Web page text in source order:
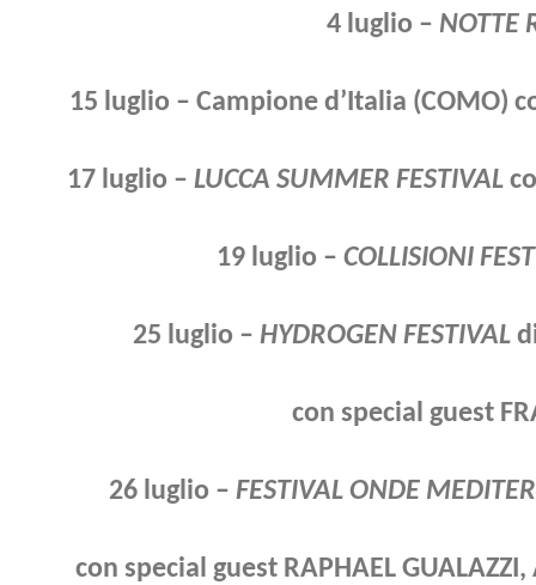
4 luglio – NOTTE
15 luglio – Campione d’Italia (COMO)
17 luglio – LUCCA SUMMER FESTIVAL
19 luglio – COLLISIONI
25 luglio – HYDROGEN FESTIVAL
con special guest
26 luglio – FESTIVAL ONDE
con special guest RAPHAEL